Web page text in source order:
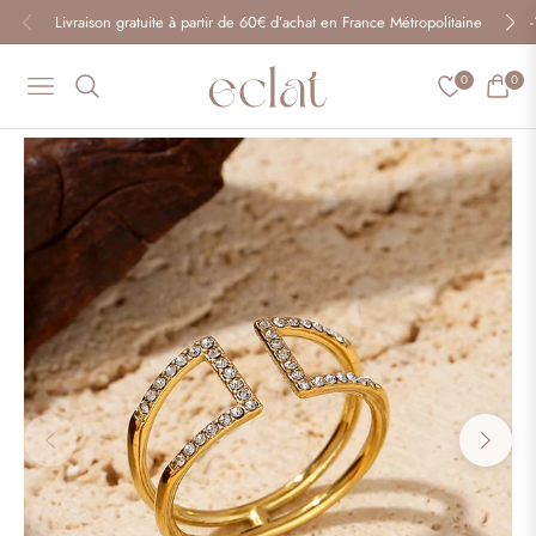
Livraison gratuite à partir de 60€ d’achat en France Métropolitaine
Navigation 0 Panier
0